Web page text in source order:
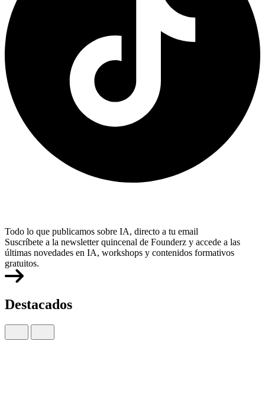
Todo lo que publicamos sobre IA, directo a tu email
Suscríbete a la newsletter quincenal de Founderz y accede a las
últimas novedades en IA, workshops y contenidos formativos
gratuitos.
Destacados